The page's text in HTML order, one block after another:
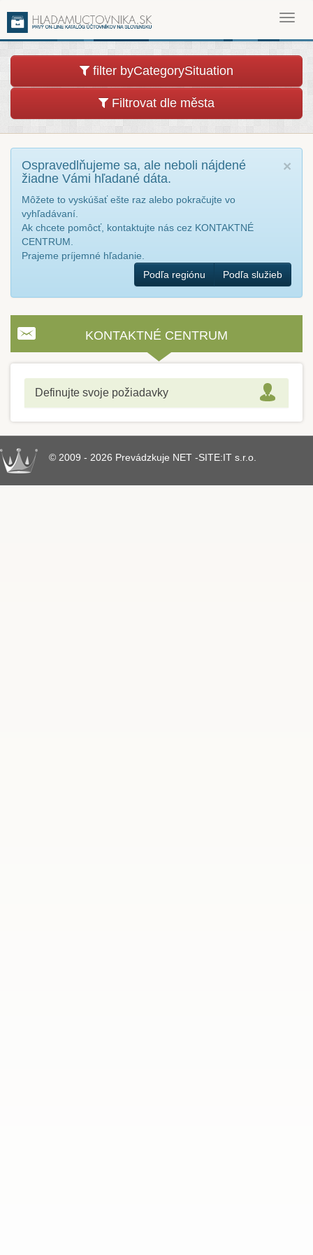
filter byCategorySituation
Filtrovat dle města
×
Ospravedlňujeme sa, ale neboli nájdené
žiadne Vámi hľadané dáta.
Môžete to vyskúšať ešte raz alebo pokračujte vo
vyhľadávaní.
Ak chcete pomôcť, kontaktujte nás cez KONTAKTNÉ
CENTRUM.
Prajeme príjemné hľadanie.
Podľa regiónu
Podľa služieb
KONTAKTNÉ CENTRUM
Definujte svoje požiadavky
© 2009 - 2026 Prevádzkuje NET -SITE:IT s.r.o.